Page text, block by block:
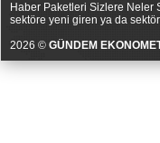
Haber Paketleri Sizlere Neler
sektöre yeni giren ya da
2026 © GÜNDEM